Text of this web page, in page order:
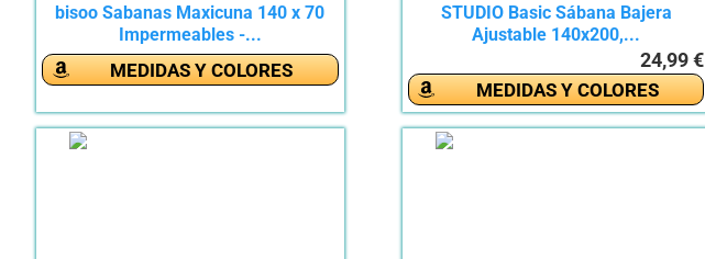
bisoo Sabanas Maxicuna 140 x 70
Impermeables -...
MEDIDAS Y COLORES
STUDIO Basic Sábana Bajera
Ajustable 140x200,...
24,99 €
MEDIDAS Y COLORES